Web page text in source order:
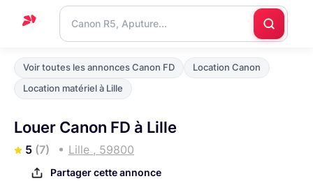
Accueil
Support
contacter
Voir toutes les annonces Canon FD
Location Canon
Location matériel à Lille
Louer Canon FD à Lille
5 (7) Lille , 59800
Partager cette annonce